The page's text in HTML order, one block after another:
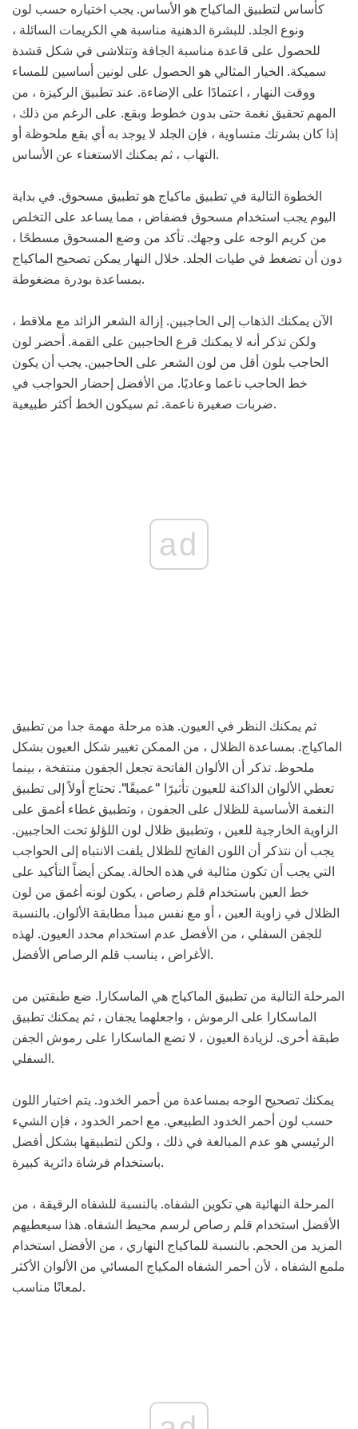
كأساس لتطبيق الماكياج هو الأساس. يجب اختياره حسب لون
ونوع الجلد. للبشرة الدهنية مناسبة هي الكريمات السائلة ،
للحصول على قاعدة مناسبة الجافة وتتلاشى في شكل قشدة
سميكة. الخيار المثالي هو الحصول على لونين أساسين للمساء
ووقت النهار ، اعتمادًا على الإضاءة. عند تطبيق الركيزة ، من
المهم تحقيق نغمة حتى بدون خطوط وبقع. على الرغم من ذلك ،
إذا كان بشرتك متساوية ، فإن الجلد لا يوجد به أي بقع ملحوظة أو
التهاب ، ثم يمكنك الاستغناء عن الأساس.
الخطوة التالية في تطبيق ماكياج هو تطبيق مسحوق. في بداية
اليوم يجب استخدام مسحوق فضفاض ، مما يساعد على التخلص
من كريم الوجه على وجهك. تأكد من وضع المسحوق مسطحًا ،
دون أن تضغط في طيات الجلد. خلال النهار يمكن تصحيح الماكياج
بمساعدة بودرة مضغوطة.
الآن يمكنك الذهاب إلى الحاجبين. إزالة الشعر الزائد مع ملاقط ،
ولكن تذكر أنه لا يمكنك قرع الحاجبين على القمة. أحضر لون
الحاجب بلون أقل من لون الشعر على الحاجبين. يجب أن يكون
خط الحاجب ناعما وعاديًا. من الأفضل إحضار الحواجب في
ضربات صغيرة ناعمة. ثم سيكون الخط أكثر طبيعية.
ad
ثم يمكنك النظر في العيون. هذه مرحلة مهمة جدا من تطبيق
الماكياج. بمساعدة الظلال ، من الممكن تغيير شكل العيون بشكل
ملحوظ. تذكر أن الألوان الفاتحة تجعل الجفون منتفخة ، بينما
تعطي الألوان الداكنة للعيون تأثيرًا "عميقًا". تحتاج أولاً إلى تطبيق
النغمة الأساسية للظلال على الجفون ، وتطبيق غطاء أغمق على
الزاوية الخارجية للعين ، وتطبيق ظلال لون اللؤلؤ تحت الحاجبين.
يجب أن نتذكر أن اللون الفاتح للظلال يلفت الانتباه إلى الحواجب
التي يجب أن تكون مثالية في هذه الحالة. يمكن أيضاً التأكيد على
خط العين باستخدام قلم رصاص ، يكون لونه أغمق من لون
الظلال في زاوية العين ، أو مع نفس مبدأ مطابقة الألوان. بالنسبة
للجفن السفلي ، من الأفضل عدم استخدام محدد العيون. لهذه
الأغراض ، يناسب قلم الرصاص الأفضل.
المرحلة التالية من تطبيق الماكياج هي الماسكارا. ضع طبقتين من
الماسكارا على الرموش ، واجعلهما يجفان ، ثم يمكنك تطبيق
طبقة أخرى. لزيادة العيون ، لا تضع الماسكارا على رموش الجفن
السفلي.
يمكنك تصحيح الوجه بمساعدة من أحمر الخدود. يتم اختيار اللون
حسب لون أحمر الخدود الطبيعي. مع احمر الخدود ، فإن الشيء
الرئيسي هو عدم المبالغة في ذلك ، ولكن لتطبيقها بشكل أفضل
باستخدام فرشاة دائرية كبيرة.
المرحلة النهائية هي تكوين الشفاه. بالنسبة للشفاه الرقيقة ، من
الأفضل استخدام قلم رصاص لرسم محيط الشفاه. هذا سيعطيهم
المزيد من الحجم. بالنسبة للماكياج النهاري ، من الأفضل استخدام
ملمع الشفاه ، لأن أحمر الشفاه المكياج المسائي من الألوان الأكثر
لمعانًا مناسب.